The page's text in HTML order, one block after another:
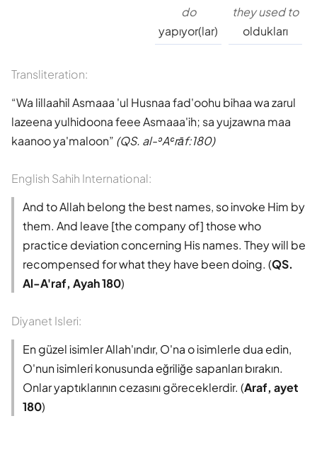
they used to
oldukları
do
yapıyor(lar)
Transliteration:
Wa lillaahil Asmaaa 'ul Husnaa fad'oohu bihaa wa zarul
lazeena yulhidoona feee Asmaaa'ih; sa yujzawna maa
kaanoo ya'maloon (QS. al-ʾAʿrāf:180)
English Sahih International:
And to Allah belong the best names, so invoke Him by
them. And leave [the company of] those who
practice deviation concerning His names. They will be
recompensed for what they have been doing. (QS.
Al-A'raf, Ayah 180)
Diyanet Isleri:
En güzel isimler Allah'ındır, O'na o isimlerle dua edin,
O'nun isimleri konusunda eğriliğe sapanları bırakın.
Onlar yaptıklarının cezasını göreceklerdir. (Araf, ayet
180)